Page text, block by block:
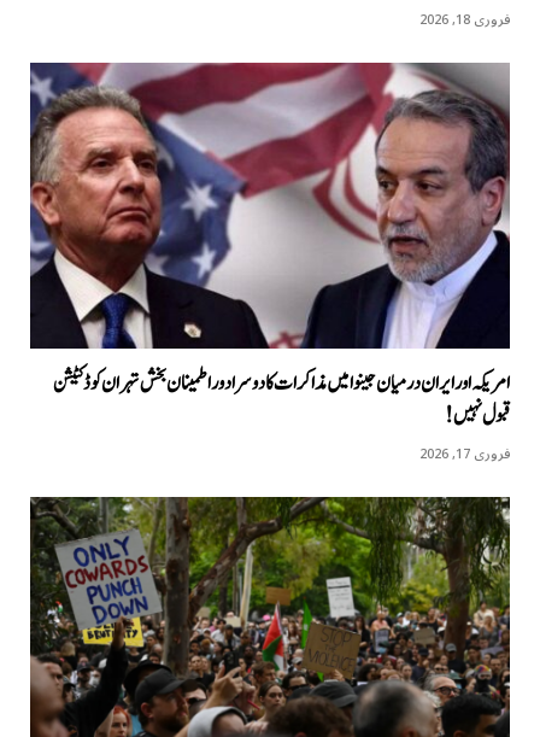
فروری 18, 2026
امریکہ اور ایران درمیان جینوا میں مذاکرات کا دوسرا دور اطمینان بخش تہران کو ڈکٹیشن
قبول نہیں!
فروری 17, 2026